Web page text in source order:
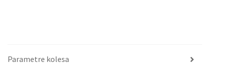
Parametre kolesa